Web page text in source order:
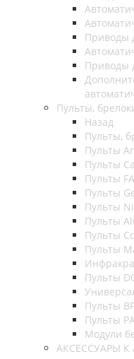
Приводы
Приводы
Пульты,
Назад
Пульты,
Пульты
Пульты
Пульты
Пульты
Пульты
Пульты
Пульты
Пульты
Пульты
Пульты
Пульты
Модули
АКСЕССУАРЫ